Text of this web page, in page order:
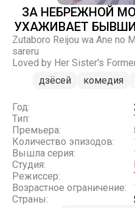
ЗА НЕБРЕЖНОЙ
УХАЖИВАЕТ
Zutaboro Reijou wa Ane no
sareru
Loved by Her Sister's
дзёсей
комедия
Год:
Тип:
Премьера:
Количество эпизодов:
Вышла серия:
Студия:
Режиссер:
Возрастное ограничение:
Страны: